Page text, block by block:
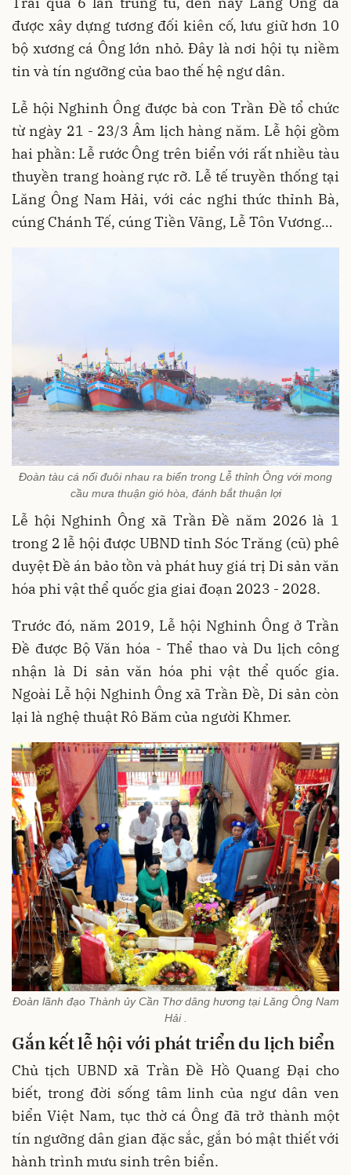
được xây dựng tương đối kiên cố, lưu giữ hơn 10
bộ xương cá Ông lớn nhỏ. Đây là nơi hội tụ niềm
tin và tín ngưỡng của bao thế hệ ngư dân.
Lễ hội Nghinh Ông được bà con Trần Đề tổ chức
từ ngày 21 - 23/3 Âm lịch hàng năm. Lễ hội gồm
hai phần: Lễ rước Ông trên biển với rất nhiều tàu
thuyền trang hoàng rực rỡ. Lễ tế truyền thống tại
Lăng Ông Nam Hải, với các nghi thức thỉnh Bà,
cúng Chánh Tế, cúng Tiền Vãng, Lễ Tôn Vương…
Đoàn tàu cá nối đuôi nhau ra biển trong Lễ thỉnh Ông với mong
cầu mưa thuận gió hòa, đánh bắt thuận lợi
Lễ hội Nghinh Ông xã Trần Đề năm 2026 là 1
trong 2 lễ hội được UBND tỉnh Sóc Trăng (cũ) phê
duyệt Đề án bảo tồn và phát huy giá trị Di sản văn
hóa phi vật thể quốc gia giai đoạn 2023 - 2028.
Trước đó, năm 2019, Lễ hội Nghinh Ông ở Trần
Đề được Bộ Văn hóa - Thể thao và Du lịch công
nhận là Di sản văn hóa phi vật thể quốc gia.
Ngoài Lễ hội Nghinh Ông xã Trần Đề, Di sản còn
lại là nghệ thuật Rô Băm của người Khmer.
Đoàn lãnh đạo Thành ủy Cần Thơ dâng hương tại Lăng Ông Nam
Hải .
Gắn kết lễ hội với phát triển du lịch biển
Chủ tịch UBND xã Trần Đề Hồ Quang Đại cho
biết, trong đời sống tâm linh của ngư dân ven
biển Việt Nam, tục thờ cá Ông đã trở thành một
tín ngưỡng dân gian đặc sắc, gắn bó mật thiết với
hành trình mưu sinh trên biển.